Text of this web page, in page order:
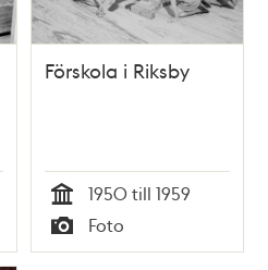
Förskola i Riksby
Tid
1950 till 1959
Typ
Foto